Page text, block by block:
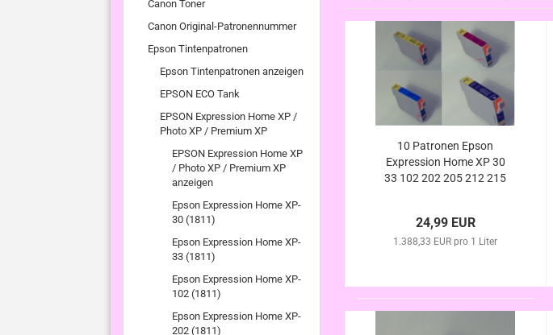
10 Patronen Epson
Expression Home XP 30
33 102 202 205 212 215
T1812 T1813 T1814
T1801 - T1804
24,99 EUR
1.388,33 EUR pro 1 Liter
Canon Toner
Canon Original-Patronennummer
Epson Tintenpatronen
Epson Tintenpatronen anzeigen
EPSON ECO Tank
EPSON Expression Home XP /
Photo XP / Premium XP
EPSON Expression Home XP
/ Photo XP / Premium XP
anzeigen
Epson Expression Home XP-
30 (1811)
Epson Expression Home XP-
33 (1811)
Epson Expression Home XP-
102 (1811)
Epson Expression Home XP-
202 (1811)